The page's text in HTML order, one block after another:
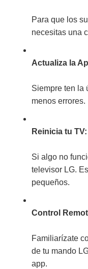
Para que los
necesitas una
Actualiza la
Siempre ten la
menos errores.
Reinicia tu TV:
Si algo no
televisor LG.
pequeños.
Control
Familiarízate
de tu mando
app.